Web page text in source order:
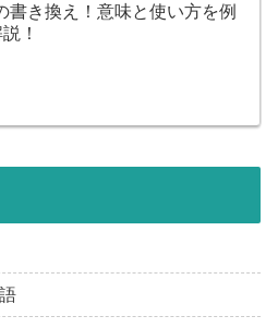
書き換え！意味と使い方を例
！